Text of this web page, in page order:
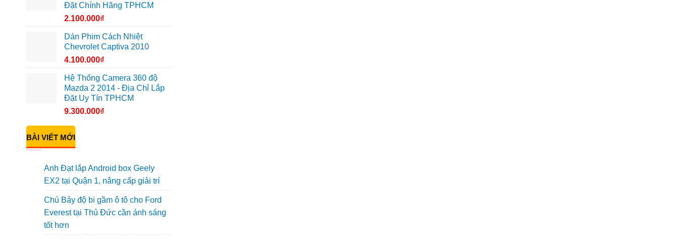
Đặt Chính Hãng TPHCM
2.100.000₫
Dán Phim Cách Nhiệt
Chevrolet Captiva 2010
4.100.000₫
Hệ Thống Camera 360 độ
Mazda 2 2014 - Địa Chỉ Lắp
Đặt Uy Tín TPHCM
9.300.000₫
BÀI VIẾT MỚI
Anh Đạt lắp Android box Geely
EX2 tại Quận 1, nâng cấp giải trí
Chú Bảy độ bi gầm ô tô cho Ford
Everest tại Thủ Đức cần ánh sáng
tốt hơn